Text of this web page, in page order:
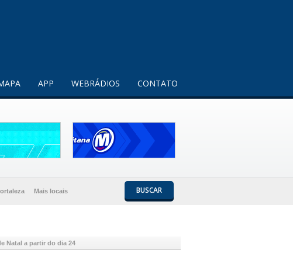
APP WEBRÁDIOS CONTATO
Mais locais BUSCAR
Natal a partir do dia 24